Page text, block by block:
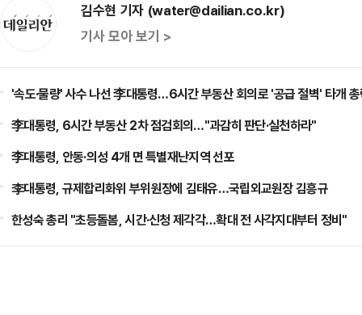
김수현 기자 (water@dailian.co.kr)
기사 모아 보기 >
'속도·물량' 사수 나선 李대통령…6시간 부동산 회의로 '공급 절벽' 타개
李대통령, 6시간 부동산 2차 점검회의…"과감히 판단·실천하라"
李대통령, 안동·의성 4개 면 특별재난지역 선포
李대통령, 규제합리화위 부위원장에 김태유…국립외교원장 김흥규
한성숙 총리 "초등돌봄, 시간·신청 제각각…확대 전 사각지대부터 정비"